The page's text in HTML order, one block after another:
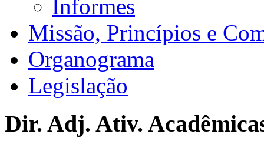
Informes
Missão, Princípios e
Organograma
Legislação
Dir. Adj. Ativ.